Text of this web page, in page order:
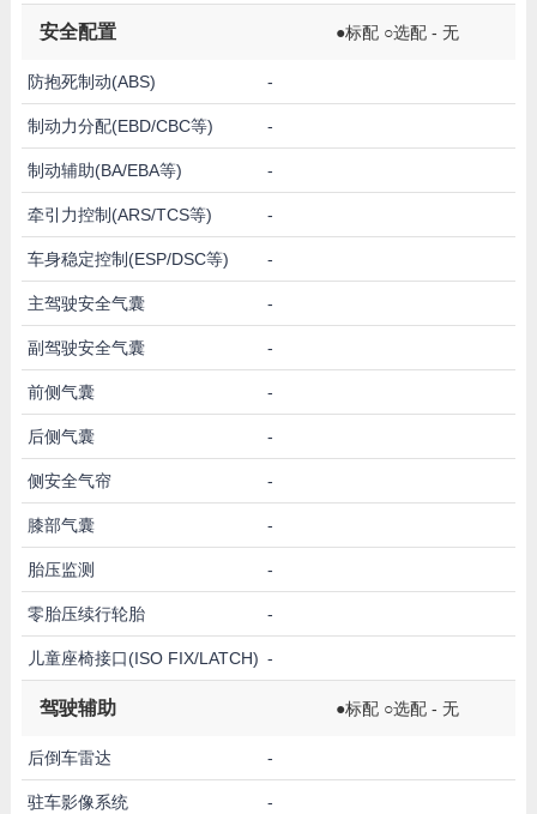
安全配置 ●标配 ○选配 - 无
防抱死制动(ABS) -
制动力分配(EBD/CBC等) -
制动辅助(BA/EBA等) -
牵引力控制(ARS/TCS等) -
车身稳定控制(ESP/DSC等) -
主驾驶安全气囊 -
副驾驶安全气囊 -
前侧气囊 -
后侧气囊 -
侧安全气帘 -
膝部气囊 -
胎压监测 -
零胎压续行轮胎 -
儿童座椅接口(ISO FIX/LATCH) -
驾驶辅助 ●标配 ○选配 - 无
后倒车雷达 -
驻车影像系统 -